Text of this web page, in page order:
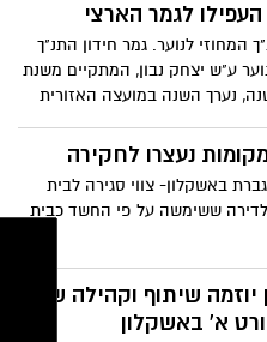
לגמר הארצי
המחוזי לנוער. גמר חידון התנ"ך
ע"ש יצחק נבון, המתקיים משנת
שנה, נערך השנה במועצה האזורית
נעצרו לחקירה
באשקלון- צווי סגירה לבית
ששימשה על פי החשד כבית
שיתוף וקהילה של
א' באשקלון